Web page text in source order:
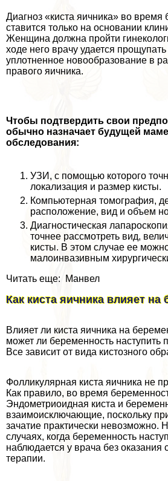
Диагноз «киста яичника» во время
ставится только на основании
Женщина должна пройти
ходе него врачу удается прощупать
уплотненное новообразование в
правого яичника.
Чтобы подтвердить свои
обычно назначает будущей
обследования:
УЗИ, с помощью которого
локализация и размер кисты.
Компьютерная томография,
расположение, вид и объем
Диагностическая
точнее рассмотреть вид,
кисты. В этом случае ее
малоинвазивным
Читать еще: Манвел
Как киста яичника влияет на
Влияет ли киста яичника на
может ли беременность наступить
Все зависит от вида кистозного
Фолликулярная киста яичника не
Как правило, во время
Эндометриоидная киста и
взаимоисключающие, поскольку
зачатие пpaктически невозможно.
случаях, когда беременность
наблюдается у врача без оказания
терапии.